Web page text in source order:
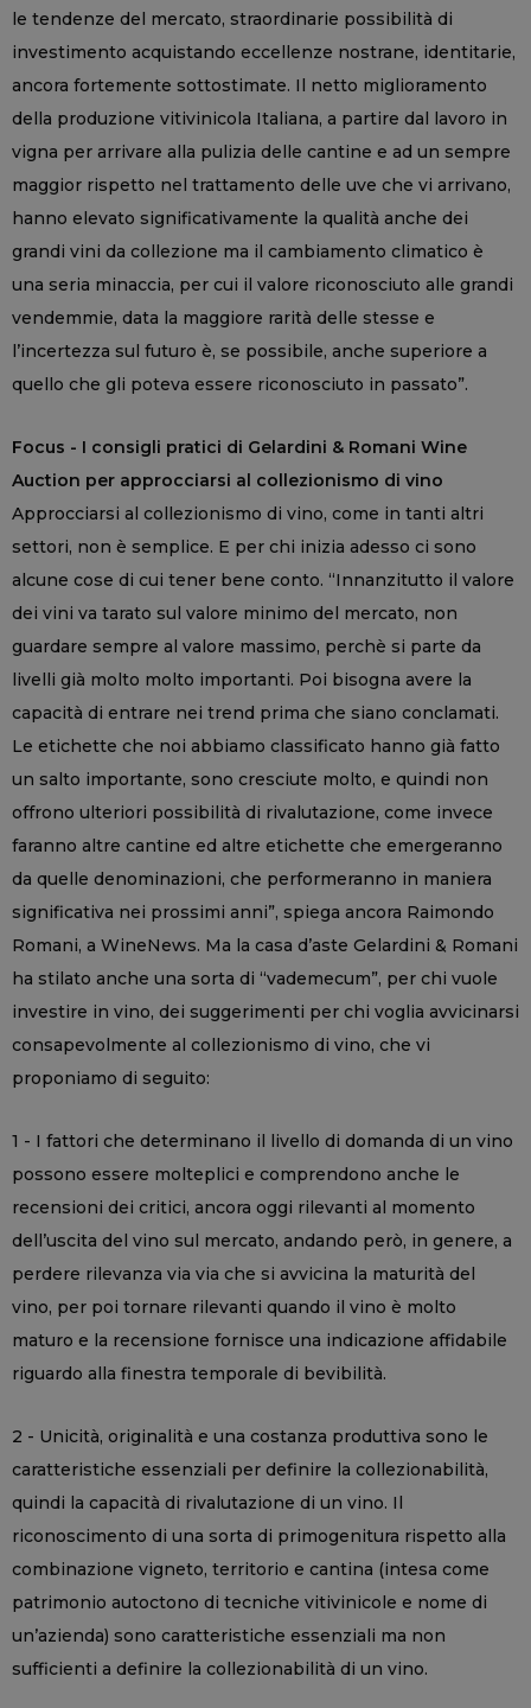
le tendenze del mercato, straordinarie possibilità di
investimento acquistando eccellenze nostrane, identitarie,
ancora fortemente sottostimate. Il netto miglioramento
della produzione vitivinicola Italiana, a partire dal lavoro in
vigna per arrivare alla pulizia delle cantine e ad un sempre
maggior rispetto nel trattamento delle uve che vi arrivano,
hanno elevato significativamente la qualità anche dei
grandi vini da collezione ma il cambiamento climatico è
una seria minaccia, per cui il valore riconosciuto alle grandi
vendemmie, data la maggiore rarità delle stesse e
l’incertezza sul futuro è, se possibile, anche superiore a
quello che gli poteva essere riconosciuto in passato”.
Focus - I consigli pratici di Gelardini & Romani Wine
Auction per approcciarsi al collezionismo di vino
Approcciarsi al collezionismo di vino, come in tanti altri
settori, non è semplice. E per chi inizia adesso ci sono
alcune cose di cui tener bene conto. “Innanzitutto il valore
dei vini va tarato sul valore minimo del mercato, non
guardare sempre al valore massimo, perchè si parte da
livelli già molto molto importanti. Poi bisogna avere la
capacità di entrare nei trend prima che siano conclamati.
Le etichette che noi abbiamo classificato hanno già fatto
un salto importante, sono cresciute molto, e quindi non
offrono ulteriori possibilità di rivalutazione, come invece
faranno altre cantine ed altre etichette che emergeranno
da quelle denominazioni, che performeranno in maniera
significativa nei prossimi anni”, spiega ancora Raimondo
Romani, a WineNews. Ma la casa d’aste Gelardini & Romani
ha stilato anche una sorta di “vademecum”, per chi vuole
investire in vino, dei suggerimenti per chi voglia avvicinarsi
consapevolmente al collezionismo di vino, che vi
proponiamo di seguito:
1 - I fattori che determinano il livello di domanda di un vino
possono essere molteplici e comprendono anche le
recensioni dei critici, ancora oggi rilevanti al momento
dell’uscita del vino sul mercato, andando però, in genere, a
perdere rilevanza via via che si avvicina la maturità del
vino, per poi tornare rilevanti quando il vino è molto
maturo e la recensione fornisce una indicazione affidabile
riguardo alla finestra temporale di bevibilità.
2 - Unicità, originalità e una costanza produttiva sono le
caratteristiche essenziali per definire la collezionabilità,
quindi la capacità di rivalutazione di un vino. Il
riconoscimento di una sorta di primogenitura rispetto alla
combinazione vigneto, territorio e cantina (intesa come
patrimonio autoctono di tecniche vitivinicole e nome di
un’azienda) sono caratteristiche essenziali ma non
sufficienti a definire la collezionabilità di un vino.